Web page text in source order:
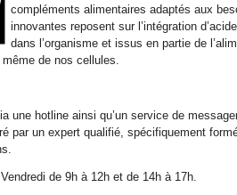
compléments alimentaires adaptés aux
innovantes reposent sur l’intégration
dans l’organisme et issus en partie de
de nos cellules.
une hotline ainsi qu’un service de
par un expert qualifié, spécifiquement
de 9h à 12h et de 14h à 17h.